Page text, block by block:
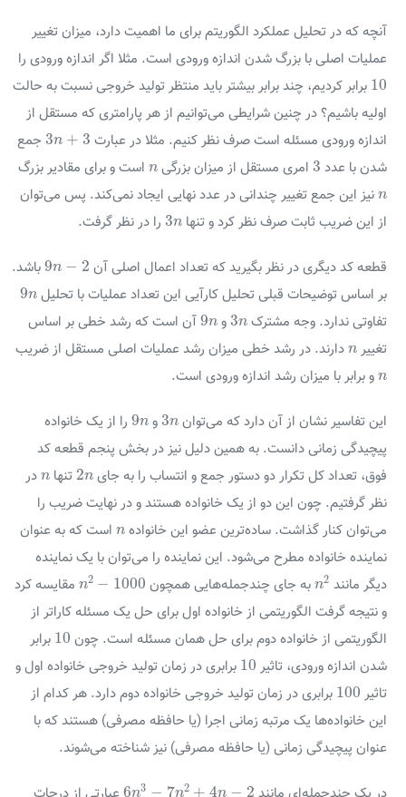
آنچه که در تحلیل عملکرد الگوریتم برای ما اهمیت دارد، میزان تغییر
عملیات اصلی با بزرگ شدن اندازه ورودی است. مثلا اگر اندازه ورودی را
10
10برابر کردیم، چند برابر بیشتر باید منتظر تولید خروجی نسبت به حالت
اولیه باشیم؟ در چنین شرایطی می‌توانیم از هر پارامتری که مستقل از
اندازه ورودی مسئله است صرف نظر کنیم. مثلا در عبارت
3n + 3
3 n +3
جمع
شدن با عدد3
3امری مستقل از میزان بزرگیn
nاست و برای مقادیر بزرگ
نیز این جمع تغییر چندانی در عدد نهایی ایجاد نمی‌کند. پس می‌توان
از این ضریب ثابت صرف نظر کرد و تنها
3 n
3n را در نظر گرفت.
قطعه کد دیگری در نظر بگیرید که تعداد اعمال اصلی آن 9n − 2
9 −2
باشد.
بر اساس توضیحات قبلی تحلیل کارآیی این تعداد عملیات با تحلیل 9n
9 n
تفاوتی ندارد. وجه مشترک 3n
3n و 9n
9 n آن است که رشد خطی بر اساس
تغییرn
nدارند. در رشد خطی میزان رشد عملیات اصلی مستقل از ضریب
و برابر با میزان رشد اندازه ورودی است.
این تفاسیر نشان از آن دارد که می‌توان 3n
3 n و 9n
9 n را از یک خانواده
پیچیدگی زمانی دانست. به همین دلیل نیز در بخش پنجم قطعه کد
فوق، تعداد کل تکرار دو دستور جمع و انتساب را به جای 2n
2تنهاn
n در
نظر گرفتیم. چون این دو از یک خانواده هستند و در نهایت ضریب را
می‌توان کنار گذاشت. ساده‌ترین عضو این خانوادهn
nاست که به عنوان
نماینده خانواده مطرح می‌شود. این نماینده را می‌توان با یک نماینده
دیگر مانند n2
nبه جای چندجمله‌هایی همچون n −1000
n −1000
مقایسه کرد
و نتیجه گرفت الگوریتمی از خانواده اول برای حل یک مسئله کاراتر از
الگوریتمی از خانواده دوم برای حل همان مسئله است. چون10
10برابر
شدن اندازه ورودی، تاثیر10
10برابری در زمان تولید خروجی خانواده اول و
تاثیر100
100برابری در زمان تولید خروجی خانواده دوم دارد. هر کدام از
این خانواده‌ها یک مرتبه زمانی اجرا (یا حافظه مصرفی) هستند که با
عنوان پیچیدگی زمانی (یا حافظه مصرفی) نیز شناخته می‌شوند.
6n −7n2 +4n − 2
6 −7 n 2+ 4